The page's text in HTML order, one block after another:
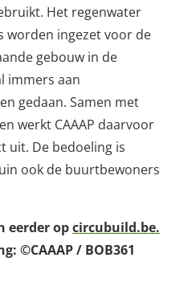
Het regenwater
worden ingezet voor de
gebouw in de
immers aan
gedaan. Samen met
werkt CAAAP daarvoor
uit. De bedoeling is
ook de buurtbewoners
eerder opcircubuild.be.
©CAAAP / BOB361